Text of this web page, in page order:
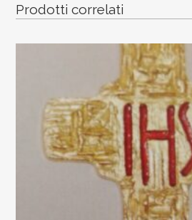
"Gesù
Prodotti correlati